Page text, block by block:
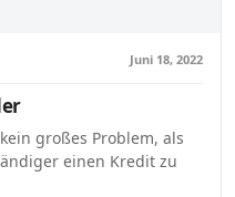
Juni 18, 2022
großes Problem, als
einen Kredit zu